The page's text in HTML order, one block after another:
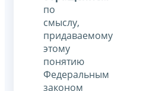
по
смыслу,
придаваемому
этому
понятию
Федеральным
законом